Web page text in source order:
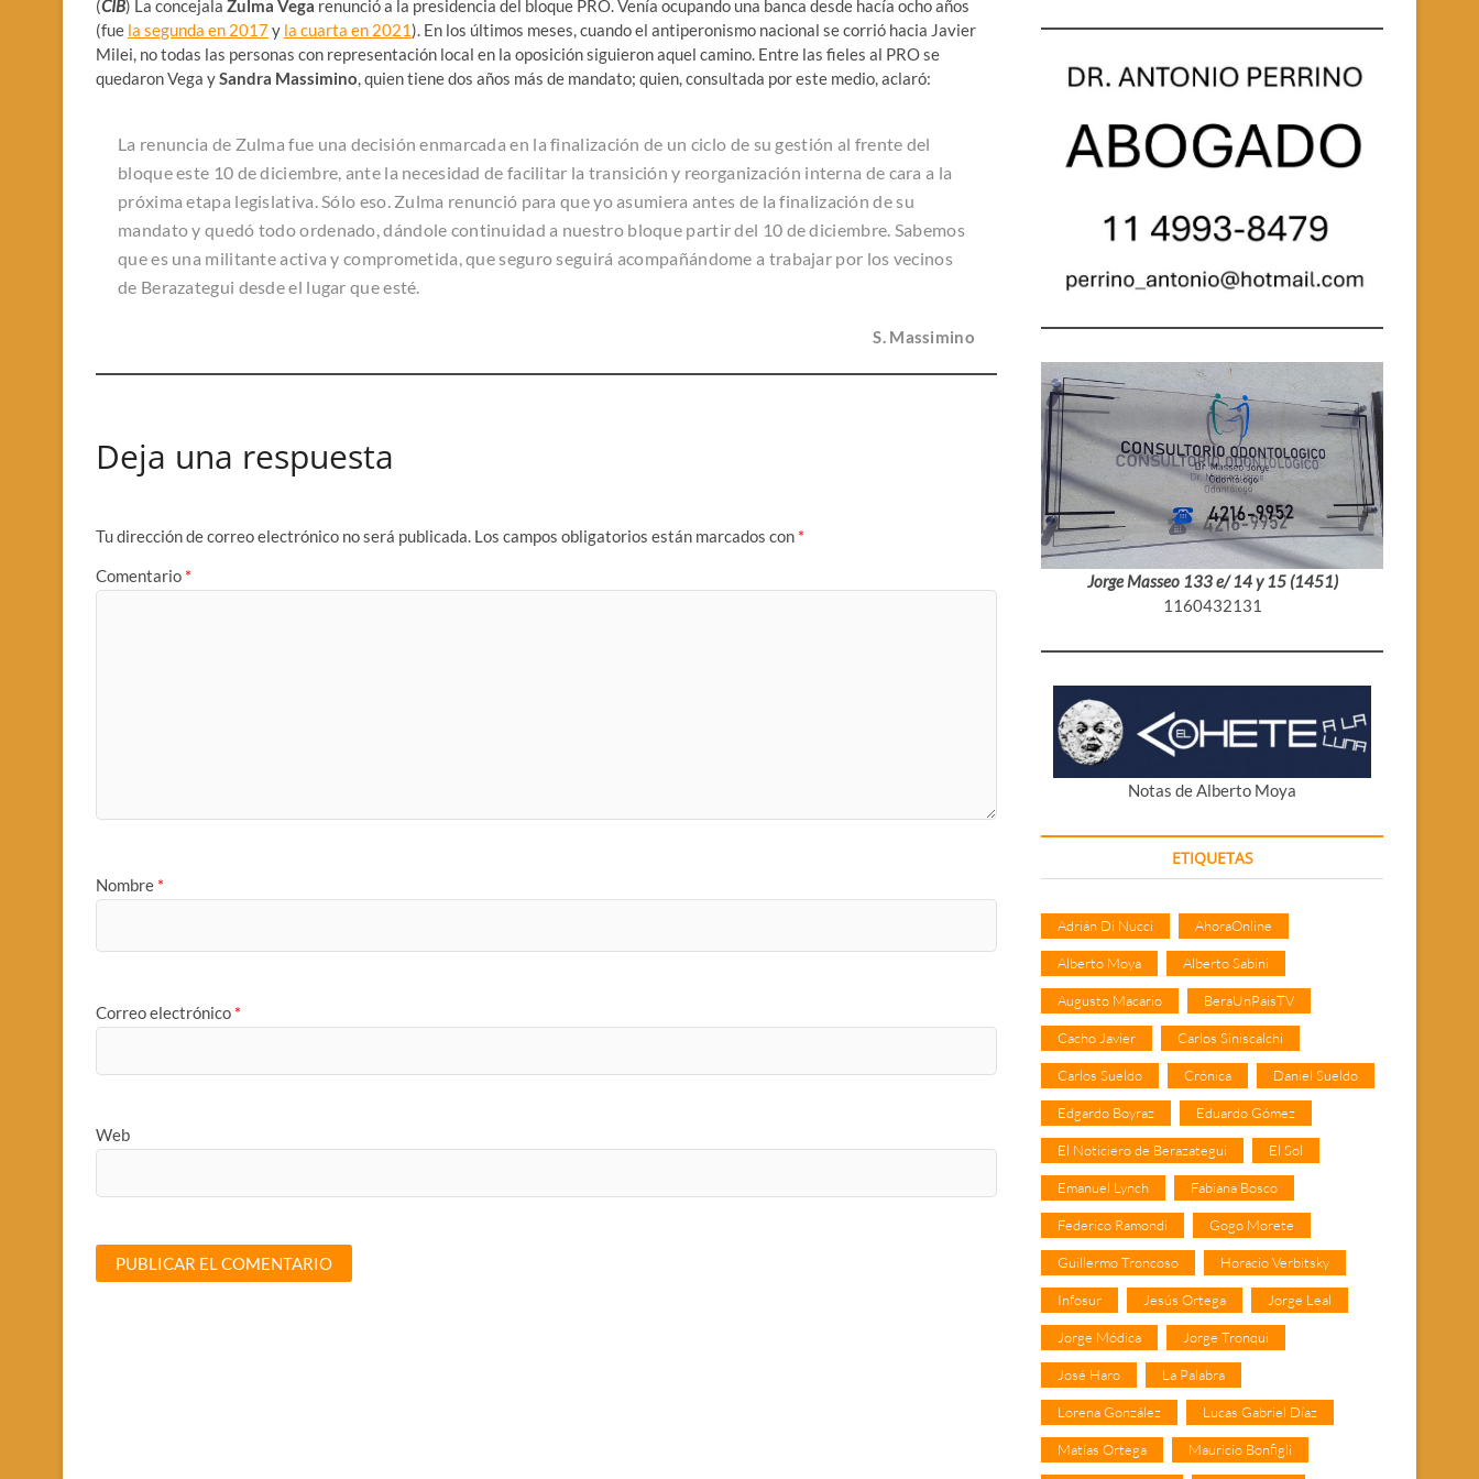
(CIB) La concejala Zulma Vega renunció a la presidencia del bloque PRO. Venía ocupando una banca desde hacía ocho años
(fue la segunda en 2017y la cuarta en 2021). En los últimos meses, cuando el antiperonismo nacional se corrió hacia Javier
Milei, no todas las personas con representación local en la oposición siguieron aquel camino. Entre las fieles al PRO se
quedaron Vega ySandra Massimino, quien tiene dos años más de mandato; quien, consultada por este medio, aclaró:
La renuncia de Zulma fue una decisión enmarcada en la finalización de un ciclo de su gestión al frente del
bloque este 10 de diciembre, ante la necesidad de facilitar la transición y reorganización interna de cara a la
próxima etapa legislativa. Sólo eso. Zulma renunció para que yo asumiera antes de la finalización de su
mandato y quedó todo ordenado, dándole continuidad a nuestro bloque partir del 10 de diciembre. Sabemos
que es una militante activa y comprometida, que seguro seguirá acompañándome a trabajar por los vecinos
de Berazategui desde el lugar que esté.
S. Massimino
Deja una respuesta
Tu dirección de correo electrónico no será publicada. Los campos obligatorios están marcados con *
Comentario *
Nombre *
Correo electrónico *
Web
Jorge Masseo 133 e/ 14 y 15 (1451)
1160432131
Notas de Alberto Moya
ETIQUETAS
Adrián Di Nucci AhoraOnline
Alberto Moya Alberto Sabini
Augusto Macario BeraUnPaisTV
Cacho Javier Carlos Siniscalchi
Carlos Sueldo Crónica Daniel Sueldo
Edgardo Boyraz Eduardo Gómez
El Noticiero de Berazategui El Sol
Emanuel Lynch Fabiana Bosco
Federico Ramondi Gogo Morete
Guillermo Troncoso Horacio Verbitsky
Infosur Jesús Ortega Jorge Leal
Jorge Módica Jorge Tronqui
José Haro La Palabra
Lorena González Lucas Gabriel Díaz
Matías Ortega Mauricio Bonfigli